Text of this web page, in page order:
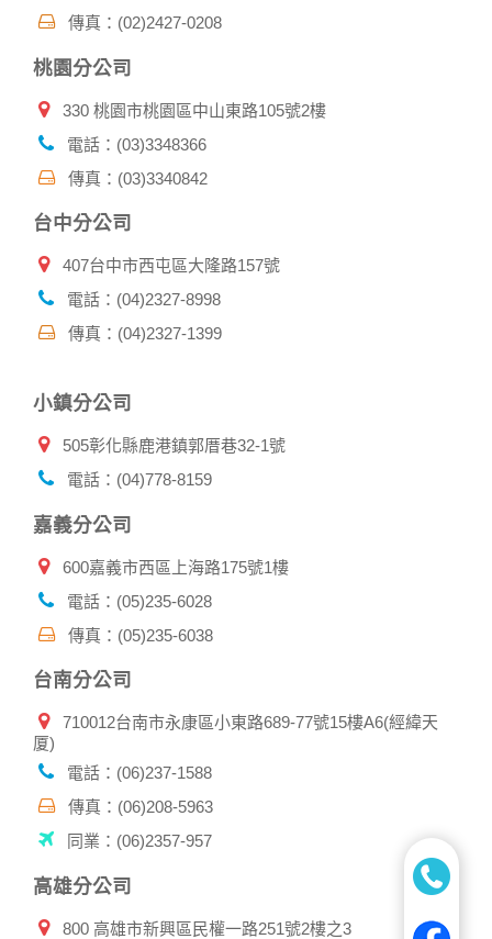
或電子郵件給您。本公司除了在該資料或電子郵件上註明是由
收這些資料或電子郵件的方法及說明。
資料使用:
本公司不會向任何人出售或出借您的個人識別資料。
資料：
違反本公司旗下網站的會員條款或產品、服務的特定使用指
2.為了保護使用者個人隱私，我們無法為您查詢其他使用者的
帳號資料。若您有相關法律上問題需查閱他人資料時，請務必
有相關資料，以協助調查及破案！
請妥善保管您在本公司及相關企業伙伴網站的帳號、密碼或個
本公司相關企業伙伴網站所提供的服務後，務必記得登出帳戶
或關閉網頁瀏覽器，以防止他人讀取您的個人資料。
問或訂購時，請立即通知本站。
傳真：(02)2427-0208
桃園分公司
330 桃園市桃園區中山東路105號2樓
電話：(03)3348366
傳真：(03)3340842
台中分公司
407台中市西屯區大隆路157號
電話：(04)2327-8998
傳真：(04)2327-1399
小鎮分公司
505彰化縣鹿港鎮郭厝巷32-1號
電話：(04)778-8159
嘉義分公司
600嘉義市西區上海路175號1樓
電話：(05)235-6028
傳真：(05)235-6038
台南分公司
710012台南市永康區小東路689-77號15樓A6(經緯天
厦)
電話：(06)237-1588
傳真：(06)208-5963
同業：(06)2357-957
高雄分公司
800 高雄市新興區民權一路251號2樓之3